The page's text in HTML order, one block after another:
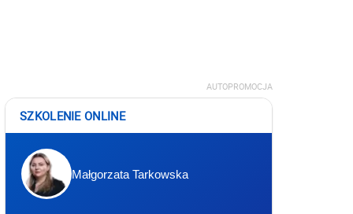
AUTOPROMOCJA
SZKOLENIE ONLINE
Małgorzata Tarkowska